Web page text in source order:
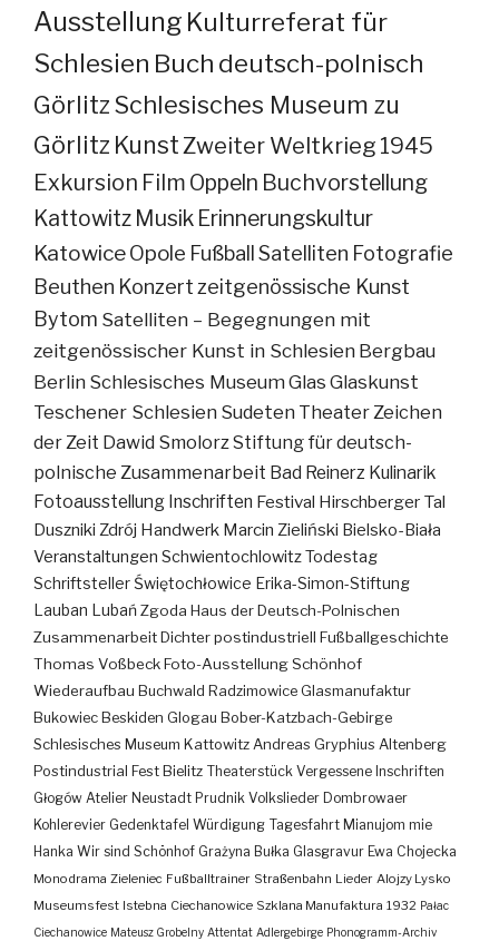
Ausstellung Kulturreferat für
Schlesien Buch deutsch-polnisch
GörlitzSchlesisches Museum zu
Görlitz KunstZweiter Weltkrieg 1945
Exkursion Film Oppeln Buchvorstellung
Kattowitz Musik Erinnerungskultur
KatowiceOpole FußballSatelliten Fotografie
Beuthen Konzertzeitgenössische Kunst
Bytom Satelliten – Begegnungen mit
zeitgenössischer Kunst in Schlesien Bergbau
Berlin Schlesisches MuseumGlas Glaskunst
Teschener Schlesien Sudeten TheaterZeichen
der Zeit Dawid SmolorzStiftung für deutsch-
polnische Zusammenarbeit Bad Reinerz Kulinarik
Fotoausstellung Inschriften Festival Hirschberger Tal
Duszniki Zdrój Handwerk Marcin Zieliński Bielsko-Biała
Veranstaltungen SchwientochlowitzTodestag
SchriftstellerŚwiętochłowice Erika-Simon-Stiftung
Lauban LubańZgoda Haus der Deutsch-Polnischen
ZusammenarbeitDichterpostindustriell Fußballgeschichte
Thomas VoßbeckFoto-AusstellungSchönhof
Wiederaufbau Buchwald Radzimowice Glasmanufaktur
Bukowiec Beskiden Glogau Bober-Katzbach-Gebirge
Schlesisches Museum Kattowitz Andreas Gryphius Altenberg
Postindustrial Fest Bielitz Theaterstück Vergessene Inschriften
Głogów Atelier Neustadt Prudnik Volkslieder Dombrowaer
Kohlerevier Gedenktafel Würdigung Tagesfahrt Mianujom mie
Hanka Wir sind Schönhof Grażyna Bułka Glasgravur Ewa Chojecka
Monodrama Zieleniec Fußballtrainer Straßenbahn Lieder Alojzy Lysko
Museumsfest Istebna Ciechanowice Szklana Manufaktura 1932 Pałac
Ciechanowice Mateusz Grobelny Attentat Adlergebirge Phonogramm-Archiv